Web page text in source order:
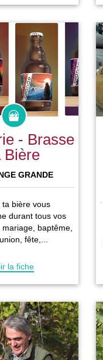
- Brasse
Bière
GRANDE
ta bière vous
durant tous vos
baptême,
fête,...
la fiche